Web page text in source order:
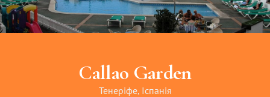
Благотворительность
Callao Garden
Тенеріфе, Іспанія